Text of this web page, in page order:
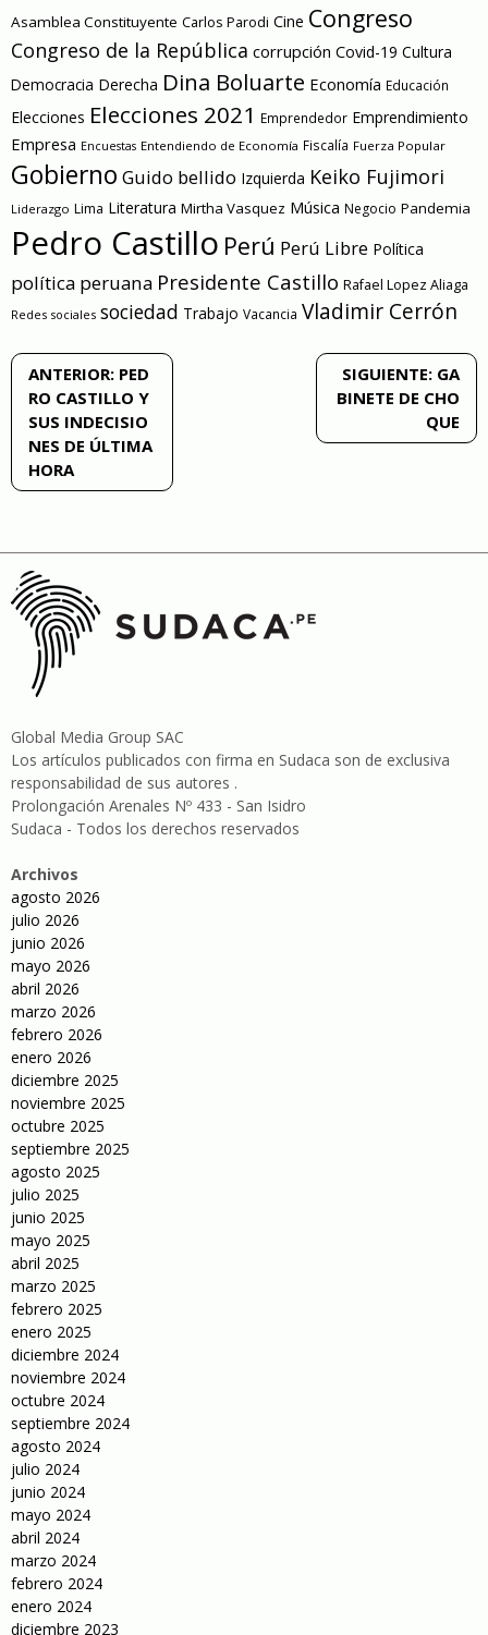
Asamblea Constituyente Carlos Parodi Cine Congreso
Congreso de la República corrupción Covid-19 Cultura
Democracia Derecha Dina Boluarte Economía Educación
Elecciones Elecciones 2021 Emprendedor Emprendimiento
Empresa Encuestas Entendiendo de Economía Fiscalía Fuerza Popular
Gobierno Guido bellido Izquierda Keiko Fujimori
Liderazgo Lima Literatura Mirtha Vasquez Música Negocio Pandemia
Pedro Castillo Perú Perú Libre Política
política peruana Presidente Castillo Rafael Lopez Aliaga
Redes sociales sociedad Trabajo Vacancia Vladimir Cerrón
Navegación
de
entradas
ANTERIOR: PED
RO CASTILLO Y
SUS INDECISIO
NES DE ÚLTIMA
HORA
SIGUIENTE: GA
BINETE DE CHO
QUE
Global Media Group SAC
Los artículos publicados con firma en Sudaca son de exclusiva
responsabilidad de sus autores .
Prolongación Arenales Nº 433 - San Isidro
Sudaca - Todos los derechos reservados
Archivos
agosto 2026
julio 2026
junio 2026
mayo 2026
abril 2026
marzo 2026
febrero 2026
enero 2026
diciembre 2025
noviembre 2025
octubre 2025
septiembre 2025
agosto 2025
julio 2025
junio 2025
mayo 2025
abril 2025
marzo 2025
febrero 2025
enero 2025
diciembre 2024
noviembre 2024
octubre 2024
septiembre 2024
agosto 2024
julio 2024
junio 2024
mayo 2024
abril 2024
marzo 2024
febrero 2024
enero 2024
diciembre 2023